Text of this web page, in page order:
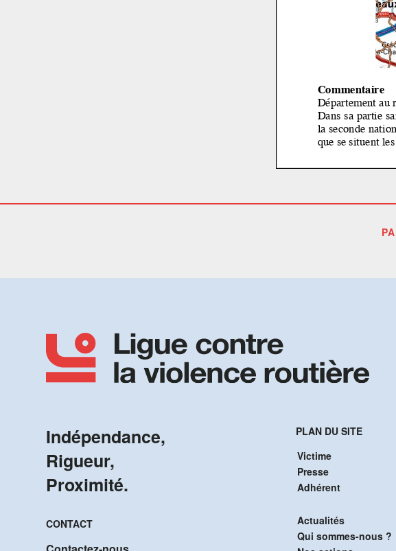
Indépendance,
Rigueur,
Proximité.
CONTACT
PLAN DU SITE
Victime
Presse
Adhérent
Actualités
Qui sommes-nous ?